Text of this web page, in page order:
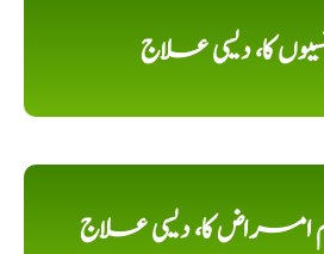
کا، دیسی علاج
کا، دیسی علاج